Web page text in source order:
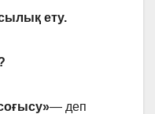
ету.
— деп